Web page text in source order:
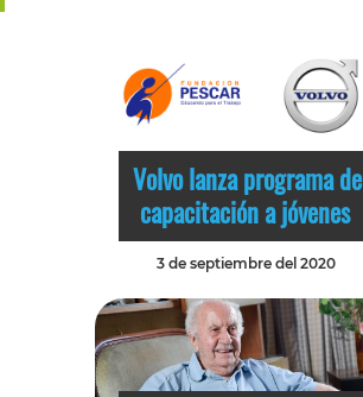
Volvo lanza programa de
capacitación a jóvenes
3 de septiembre del 2020